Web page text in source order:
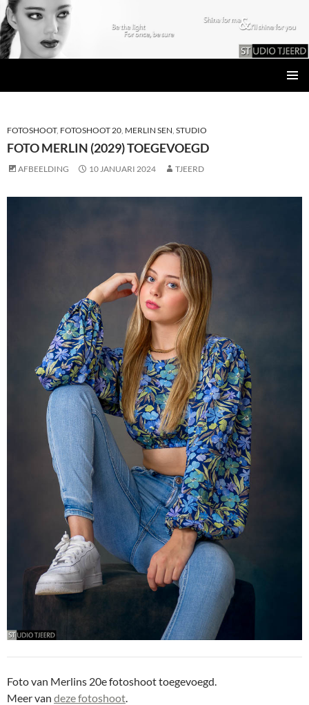
INHOUD
FOTOSHOOT, FOTOSHOOT 20, MERLIN SEN, STUDIO
FOTO MERLIN (2029) TOEGEVOEGD
AFBEELDING 10 JANUARI 2024 TJEERD
Foto van Merlins 20e fotoshoot toegevoegd.
Meer van deze fotoshoot.